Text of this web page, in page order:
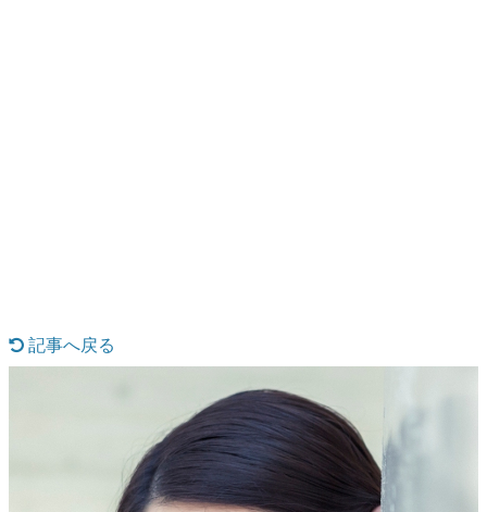
特集記事
アプリレビュー
記事へ戻る